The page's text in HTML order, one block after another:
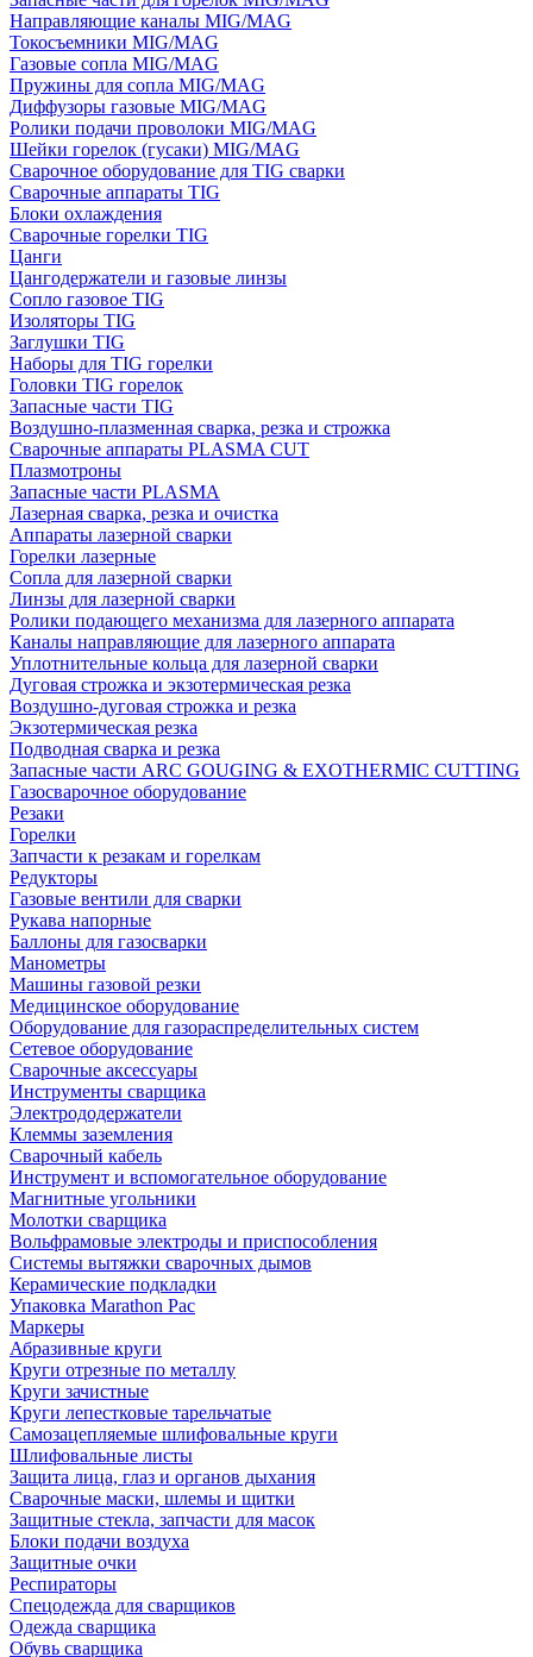
Направляющие каналы MIG/MAG
Токосъемники MIG/MAG
Газовые сопла MIG/MAG
Пружины для сопла MIG/MAG
Диффузоры газовые MIG/MAG
Ролики подачи проволоки MIG/MAG
Шейки горелок (гусаки) MIG/MAG
Сварочное оборудование для TIG сварки
Сварочные аппараты TIG
Блоки охлаждения
Сварочные горелки TIG
Цанги
Цангодержатели и газовые линзы
Сопло газовое TIG
Изоляторы TIG
Заглушки TIG
Наборы для TIG горелки
Головки TIG горелок
Запасные части TIG
Воздушно-плазменная сварка, резка и строжка
Сварочные аппараты PLASMA CUT
Плазмотроны
Запасные части PLASMA
Лазерная сварка, резка и очистка
Аппараты лазерной сварки
Горелки лазерные
Сопла для лазерной сварки
Линзы для лазерной сварки
Ролики подающего механизма для лазерного аппарата
Каналы направляющие для лазерного аппарата
Уплотнительные кольца для лазерной сварки
Дуговая строжка и экзотермическая резка
Воздушно-дуговая строжка и резка
Экзотермическая резка
Подводная сварка и резка
Запасные части ARC GOUGING & EXOTHERMIC CUTTING
Газосварочное оборудование
Резаки
Горелки
Запчасти к резакам и горелкам
Редукторы
Газовые вентили для сварки
Рукава напорные
Баллоны для газосварки
Манометры
Машины газовой резки
Медицинское оборудование
Оборудование для газораспределительных систем
Сетевое оборудование
Сварочные аксессуары
Инструменты сварщика
Электрододержатели
Клеммы заземления
Сварочный кабель
Инструмент и вспомогательное оборудование
Магнитные угольники
Молотки сварщика
Вольфрамовые электроды и приспособления
Системы вытяжки сварочных дымов
Керамические подкладки
Упаковка Marathon Pac
Маркеры
Абразивные круги
Круги отрезные по металлу
Круги зачистные
Круги лепестковые тарельчатые
Самозацепляемые шлифовальные круги
Шлифовальные листы
Защита лица, глаз и органов дыхания
Сварочные маски, шлемы и щитки
Защитные стекла, запчасти для масок
Блоки подачи воздуха
Защитные очки
Респираторы
Спецодежда для сварщиков
Одежда сварщика
Обувь сварщика